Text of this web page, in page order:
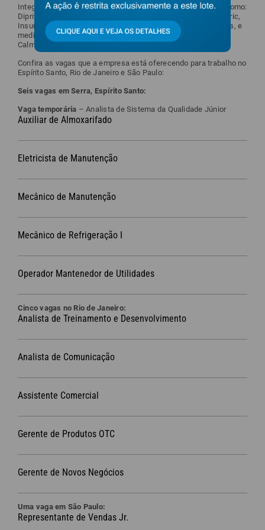
Integram o portfólio da Aspen medicamentos de prescrição como:
Diprivan, Xylocaina, Ultiva, Agrastat, Omcilon-A Orabase, Zyloric,
Insunorm N e R, Ostriol, Imuran, Aldomet, Indocid, entre outros, e
medicamentos de venda livre: Leite de Magnésia de Philips,
Calman, Alcachofra, Magnésia Bisurada, entre outros.
Confira as vagas que a empresa está oferecendo para trabalho no
Espírito Santo, Rio de Janeiro e São Paulo:
Seis vagas em Serra, Espírito Santo:
Vaga temporária – Analista de Sistema da Qualidade Júnior
Auxiliar de Almoxarifado
Eletricista de Manutenção
Mecânico de Manutenção
Mecânico de Refrigeração I
Operador Mantenedor de Utilidades
Cinco vagas no Rio de Janeiro:
Analista de Treinamento e Desenvolvimento
Analista de Comunicação
Assistente Comercial
Gerente de Produtos OTC
Gerente de Novos Negócios
Uma vaga em São Paulo:
Representante de Vendas Jr.